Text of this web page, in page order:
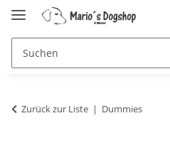
Zurück zur Liste Dummies